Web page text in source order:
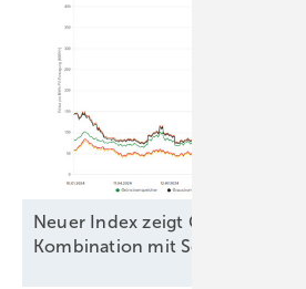
Neuer Index zeigt Gewinne mit
Kombination mit Solarparks